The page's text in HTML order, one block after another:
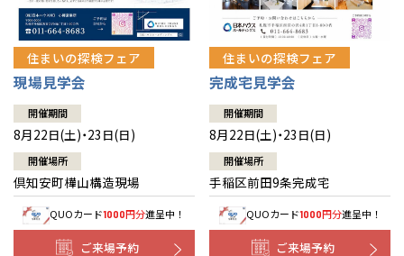
住まいの探検フェア
現場見学会
開催期間
8月22日(土)・23日(日)
開催場所
倶知安町樺山構造現場
QUOカード1000円分進呈中！
ご来場予約
住まいの探検フェア
完成宅見学会
開催期間
8月22日(土)・23日(日)
開催場所
手稲区前田9条完成宅
QUOカード1000円分進呈中！
ご来場予約
道央
道北
道南
道東
青森
秋田
岩手
山形
宮城
福島
甲信越・北陸
新潟
山梨
長野
富山
石川
関東
東京
神奈川
埼玉
千葉
東海
愛知
岐阜
静岡
近畿
大阪
京都
中国・四国
岡山
九州
道央
苫小牧千歳
小樽
道北
道南
道東
釧路
青森県
八戸
青森
秋田県
秋田
岩手県
山形県
宮城県
仙台
福島県
甲信越・北陸
新潟県
長岡
山梨県
長野県
富山県
富山
石川県
関東
東京都
神奈川県
相模
埼玉県
埼玉
東海
愛知県
岐阜県
岐阜
静岡県
近畿
大阪府
大阪
京都府
京都
中国・四国
岡山県
岡山
九州